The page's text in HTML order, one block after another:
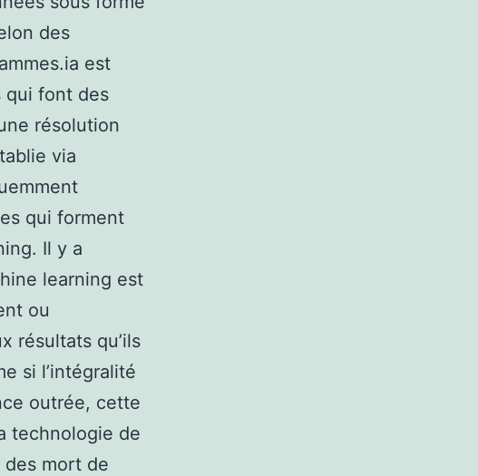
des
est
qui font des
résolution
via
qui forment
Il y a
learning est
ou
résultats qu’ils
si l’intégralité
outrée, cette
technologie de
mort de